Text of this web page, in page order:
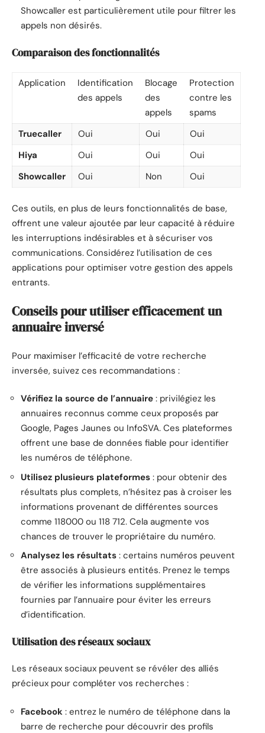
Showcaller est particulièrement utile pour filtrer les
appels non désirés.
Comparaison des fonctionnalités
Application
Identification
des appels
Blocage
des
appels
Protection
contre les
spams
Truecaller
Oui Oui
Oui
Hiya
Oui Oui
Oui
Showcaller
Oui Non Oui
Ces outils, en plus de leurs fonctionnalités de base,
offrent une valeur ajoutée par leur capacité à réduire
les interruptions indésirables et à sécuriser vos
communications. Considérez l’utilisation de ces
applications pour optimiser votre gestion des appels
entrants.
Conseils pour utiliser efficacement un
annuaire inversé
Pour maximiser l’efficacité de votre recherche
inversée, suivez ces recommandations :
Vérifiez la source de l’annuaire : privilégiez les
annuaires reconnus comme ceux proposés par
Google, Pages Jaunes ou InfoSVA. Ces plateformes
offrent une base de données fiable pour identifier
les numéros de téléphone.
Utilisez plusieurs plateformes : pour obtenir des
résultats plus complets, n’hésitez pas à croiser les
informations provenant de différentes sources
comme 118000 ou 118 712. Cela augmente vos
chances de trouver le propriétaire du numéro.
Analysez les résultats : certains numéros peuvent
être associés à plusieurs entités. Prenez le temps
de vérifier les informations supplémentaires
fournies par l’annuaire pour éviter les erreurs
d’identification.
Utilisation des réseaux sociaux
Les réseaux sociaux peuvent se révéler des alliés
précieux pour compléter vos recherches :
Facebook : entrez le numéro de téléphone dans la
barre de recherche pour découvrir des profils